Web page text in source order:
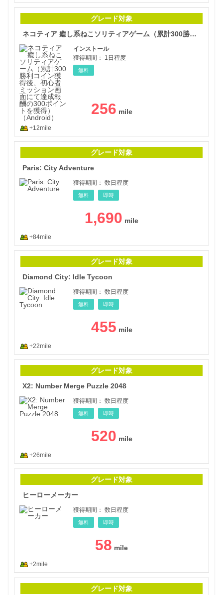
グレード対象
ネコティア 癒し系ねこソリティアゲーム（累計300勝利コイン獲得後、初心者ミッション画面にて達成報酬の300ポイントを獲得）（Android）
インストール
獲得期間：
1日程度
無料
256
+12mile
グレード対象
Paris: City Adventure
獲得期間： 数日程度
無料 即時
1,690
+84mile
グレード対象
Diamond City: Idle Tycoon
獲得期間： 数日程度
無料 即時
455
+22mile
グレード対象
X2: Number Merge Puzzle 2048
獲得期間： 数日程度
無料 即時
520
+26mile
グレード対象
ヒーローメーカー
獲得期間： 数日程度
無料 即時
58
+2mile
グレード対象